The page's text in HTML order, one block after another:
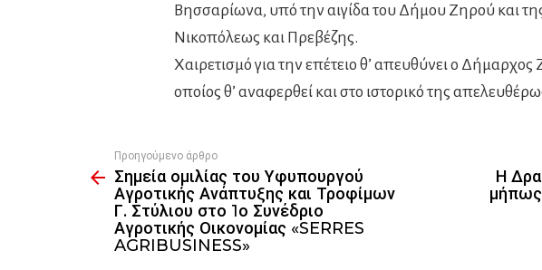
Βησσαρίωνα, υπό την αιγίδα του Δήμου Ζηρού και
Νικοπόλεως και Πρεβέζης.
Χαιρετισμό για την επέτειο θ’ απευθύνει ο
οποίος θ’ αναφερθεί και στο ιστορικό της
more
Προηγούμενο άρθρο
Σημεία ομιλίας του Υφυπουργού
Αγροτικής Ανάπτυξης και Τροφίμων
Γ. Στύλιου στο 1ο Συνέδριο
Αγροτικής Οικονομίας «SERRES
AGRIBUSINESS»
Η
μήπως